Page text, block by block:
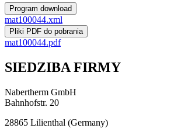
Program download
mat100044.xml
Pliki PDF do pobrania
mat100044.pdf
SIEDZIBA FIRMY
Nabertherm GmbH
Bahnhofstr. 20
28865 Lilienthal (Germany)